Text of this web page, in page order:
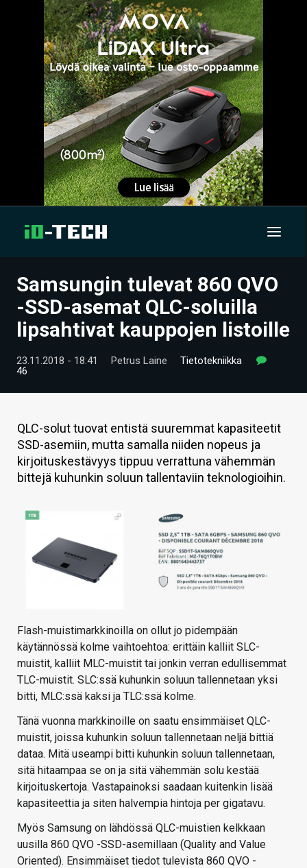
UUTISET
ARTIKKELIT
VIDEOT
HINTA.FI
KAUPPA
HAKU
Samsungin tulevat 860 QVO
-SSD-asemat QLC-soluilla
lipsahtivat kauppojen listoille
23.11.2018 - 18:41 Petrus Laine
Tietotekniikka
46
QLC-solut tuovat entistä suuremmat kapasiteetit
SSD-asemiin, mutta samalla niiden nopeus ja
kirjoituskestävyys tippuu verrattuna vähemmän
bittejä kuhunkin soluun tallentaviin teknologioihin.
Flash-muistimarkkinoilla on ollut jo pidempään
käytännössä kolme vaihtoehtoa: erittäin kalliit SLC-
muistit, kalliit MLC-muistit tai jonkin verran edullisemmat
TLC-muistit. SLC:ssä kuhunkin soluun tallennetaan yksi
bitti, MLC:ssä kaksi ja TLC:ssä kolme.
Tänä vuonna markkinoille on saatu ensimmäiset QLC-
muistit, joissa kuhunkin soluun tallennetaan neljä bittiä
dataa. Mitä useampi bitti kuhunkin soluun tallennetaan,
sitä hitaampaa se on ja sitä vähemmän solu kestää
kirjoituskertoja. Vastapainoksi saadaan kuitenkin lisää
kapasiteettia ja siten halvempia hintoja per gigatavu.
Myös Samsung on lähdössä QLC-muistien kelkkaan
uusilla 860 QVO -SSD-asemillaan (Quality and Value
Oriented). Ensimmäiset tiedot tulevista 860 QVO -